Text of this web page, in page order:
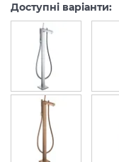
Доступні варіанти: